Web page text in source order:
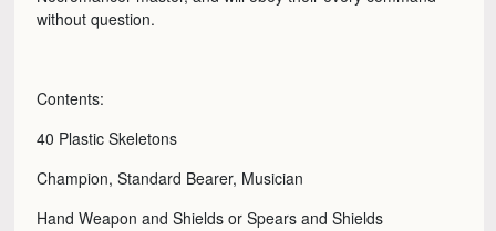
without question.
Contents:
40 Plastic Skeletons
Champion, Standard Bearer, Musician
Hand Weapon and Shields or Spears and Shields